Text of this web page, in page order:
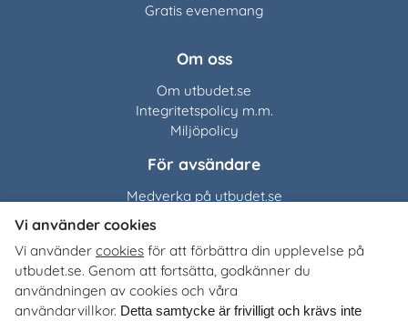
Gratis evenemang
Om oss
Om utbudet.se
Integritetspolicy m.m.
Miljöpolicy
För avsändare
Medverka på utbudet.se
Utbudet.se distribuerar
organisationers, myndigheters och företags egna material
till Sveriges alla skolor, universitet och högskolor. Tjänsten
är kostnadsfri för lärare, studie- och yrkesvägledare och
Vi använder cookies
Vi använder cookies för att förbättra din upplevelse på
utbudet.se. Genom att fortsätta, godkänner du
användningen av cookies och våra
användarvillkor. Detta samtycke är frivilligt och krävs inte